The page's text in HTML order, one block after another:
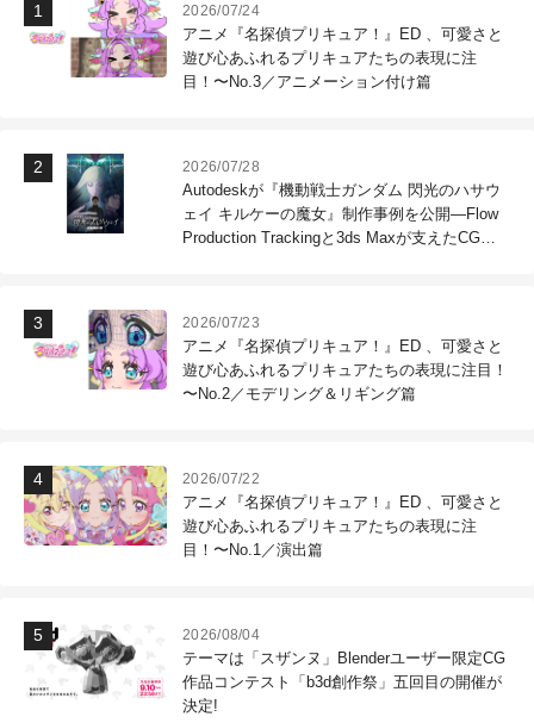
2026/07/24
アニメ『名探偵プリキュア！』ED 、可愛さと
遊び心あふれるプリキュアたちの表現に注
目！〜No.3／アニメーション付け篇
2026/07/28
Autodeskが『機動戦士ガンダム 閃光のハサウ
ェイ キルケーの魔女』制作事例を公開―Flow
Production Trackingと3ds Maxが支えたCG制
2026/07/23
アニメ『名探偵プリキュア！』ED 、可愛さと
遊び心あふれるプリキュアたちの表現に注目！
〜No.2／モデリング＆リギング篇
2026/07/22
アニメ『名探偵プリキュア！』ED 、可愛さと
遊び心あふれるプリキュアたちの表現に注
目！〜No.1／演出篇
2026/08/04
テーマは「スザンヌ」Blenderユーザー限定CG
作品コンテスト「b3d創作祭」五回目の開催が
決定!